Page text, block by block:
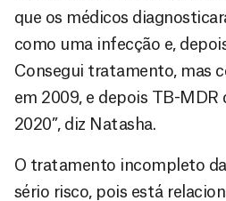
que os médicos
como uma infecção e,
Consegui tratamento, mas
em 2009, e depois TB-MDR
2020”, diz Natasha.
O tratamento incompleto
sério risco, pois está